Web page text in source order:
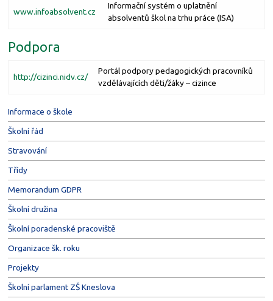
Informace o škole
Školní řád
Stravování
Třídy
Memorandum GDPR
Školní družina
Školní poradenské pracoviště
Organizace šk. roku
Projekty
Školní parlament ZŠ Kneslova
www.infoabsolvent.cz
Informační systém o uplatnění
absolventů škol na trhu práce (ISA)
Podpora
http://cizinci.nidv.cz/
Portál podpory pedagogických pracovníků
vzdělávajících děti/žáky – cizince